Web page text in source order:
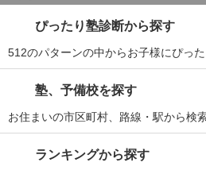
ぴったり塾診断から探す
512のパターンの中からお子様にぴった
塾、予備校を探す
お住まいの市区町村、路線・駅から検
ランキングから探す